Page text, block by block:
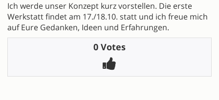
Ich werde unser Konzept kurz vorstellen. Die erste
Werkstatt findet am 17./18.10. statt und ich freue mich
auf Eure Gedanken, Ideen und Erfahrungen.
0 Votes